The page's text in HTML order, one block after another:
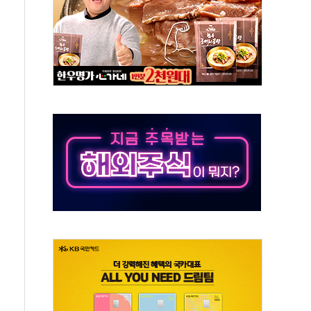
간당 50mm 이상 폭우…호우경보 발효
대 숨져…온열질환 여부 조사
능시험 오전 집중 편성…체감온도 38도 넘으면 중단
르기 방지법' 전면 재검토 지시
…내륙 곳곳 소나기
검토, 민주당 스스로 원칙 뒤집는 것"
…청주·진천 35도, 곳곳 소나기
·공소청 출범…피해자들 '범죄 사각지대' 우려